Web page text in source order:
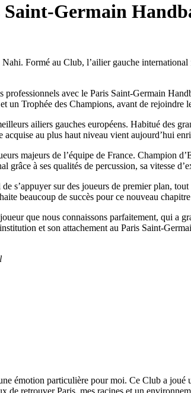
Germain
Formé au Club, l’ailier gauche
avec le Paris Saint-Germain
un Trophée des Champions, avant de rejoindre
ailiers gauches européens. Habitué des
au plus haut niveau vient aujourd’hui
majeurs de l’équipe de France. Champion
à ses qualités de percussion, sa vitesse
s’appuyer sur des joueurs de premier plan,
beaucoup de succès pour ce nouveau
que nous connaissons parfaitement, qui a
et son attachement au Paris Saint-
émotion particulière pour moi. Ce Club a
de retrouver Paris, mes racines et un